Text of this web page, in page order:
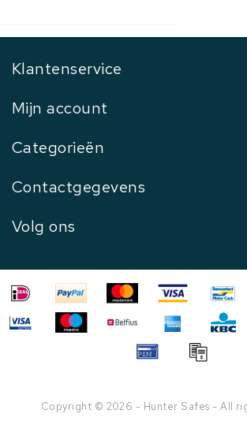
Klantenservice
Mijn account
Categorieën
Contactgegevens
Volg ons
Copyright © 2026 - Hunter Safes - All